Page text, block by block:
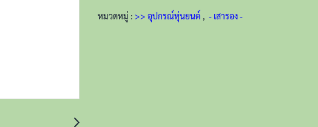
หมวดหมู่ : >> อุปกรณ์หุ่นยนต์ - เสารอง -